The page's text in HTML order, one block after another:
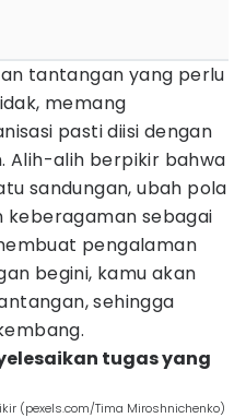
tantangan yang perlu
memang
pasti diisi dengan
Alih-alih berpikir bahwa
sandungan, ubah pola
keberagaman sebagai
pengalaman
begini, kamu akan
sehingga
tugas yang
(pexels.com/Tima Miroshnichenko)